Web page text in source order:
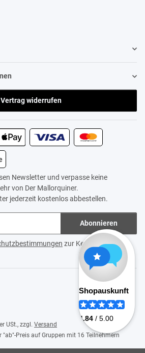
Vertrag widerrufen
Newsletter und verpasse keine
von Der Mallorquiner.
jederzeit kostenlos abbestellen.
Abonnieren
zur Kenntnis
USt., zzgl. Versand
"ab"-Preis auf Gruppen mit 16 Teilnehmern